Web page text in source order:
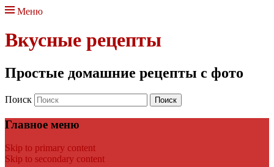
Меню
Вкусные рецепты
Простые домашние рецепты с фото
Поиск
Главное меню
Skip to primary content
Skip to secondary content